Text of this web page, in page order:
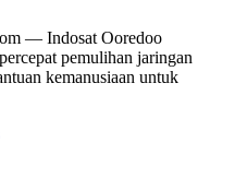
— Indosat Ooredoo
pemulihan jaringan
kemanusiaan untuk